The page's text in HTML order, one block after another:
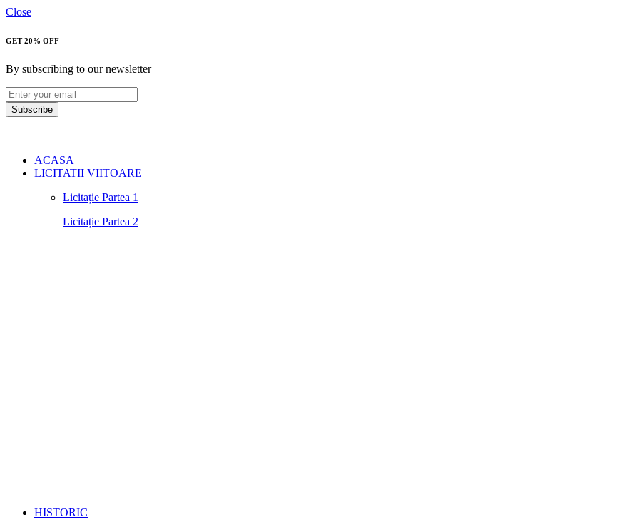
Close
GET 20% OFF
By subscribing to our newsletter
Subscribe
ACASA
LICITATII VIITOARE
Licitație Partea 1
Licitație Partea 2
HISTORIC